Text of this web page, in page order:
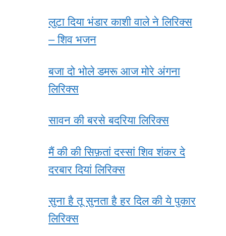
लुटा दिया भंडार काशी वाले ने लिरिक्स
– शिव भजन
बजा दो भोले डमरू आज मोरे अंगना
लिरिक्स
सावन की बरसे बदरिया लिरिक्स
मैं की की सिफ़तां दस्सां शिव शंकर दे
दरबार दियां लिरिक्स
सुना है तू सुनता है हर दिल की ये पुकार
लिरिक्स